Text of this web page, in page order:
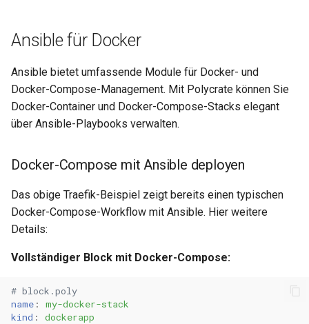
Ansible für Docker
Ansible bietet umfassende Module für Docker- und
Docker-Compose-Management. Mit Polycrate können Sie
Docker-Container und Docker-Compose-Stacks elegant
über Ansible-Playbooks verwalten.
Docker-Compose mit Ansible deployen
Das obige Traefik-Beispiel zeigt bereits einen typischen
Docker-Compose-Workflow mit Ansible. Hier weitere
Details:
Vollständiger Block mit Docker-Compose:
# block.poly
name :
my-docker-stack
kind : dockerapp